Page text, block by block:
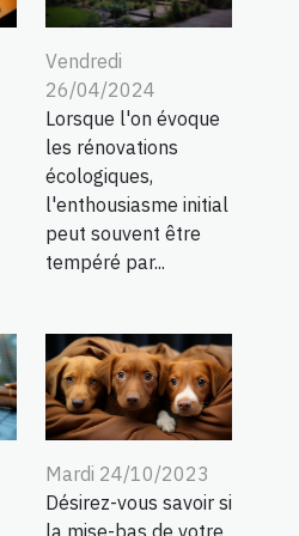
Vendredi
26/04/2024
Lorsque l'on évoque
les rénovations
écologiques,
l'enthousiasme initial
peut souvent être
tempéré par...
Mardi 24/10/2023
Désirez-vous savoir si